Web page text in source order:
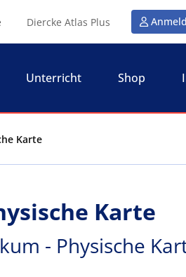
Diercke Atlas Plus
Unterricht Shop
Karte
Karte
- Physische